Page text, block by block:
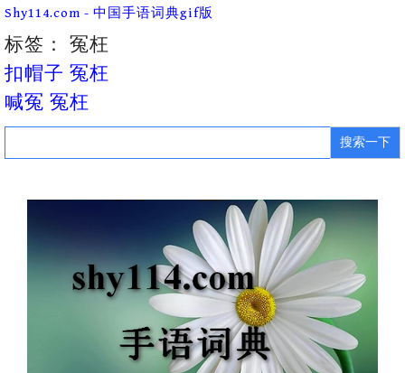
Skip
content
Shy114.com - 中国手语词典gif版
标签： 冤枉
扣帽子 冤枉
喊冤 冤枉
Search